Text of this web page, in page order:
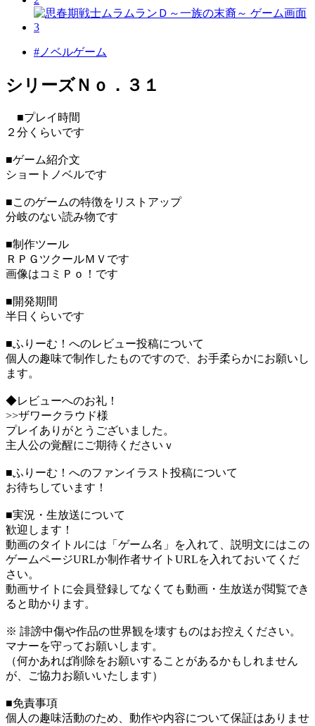
#ノベルゲーム
シリーズＮｏ．３１
■プレイ時間
２分くらいです
■ゲーム紹介文
ショートノベルです
■このゲームの特徴をリストアップ
分岐のない読み物です
■制作ツール
ＲＰＧツクールＭＶです
画像はコミＰｏ！です
■開発期間
半日くらいです
■ふりーむ！へのレビュー投稿について
個人の趣味で制作したものですので、お手柔らかにお願いし
ます。
◆レビューへのお礼！
>>ザワークラウド様
プレイありがとうございました。
主人公の覚醒にご期待くださいｖ
■ふりーむ！へのファンイラスト投稿について
お待ちしています！
■実況・生放送について
歓迎します！
動画のタイトルには「ゲーム名」を入れて、説明文にはこの
ゲームページURLか制作者サイトURLを入れておいてくだ
さい。
動画サイトに会員登録してなくても動画・生放送が閲覧でき
ると助かります。
※ 誹謗中傷や作品の世界観を壊すものはお控えください。
マナーを守ってお願いします。
（何かあれば削除をお願いすることがあるかもしれません
が、ご協力お願いいたします）
■免責事項
個人の趣味活動のため、動作や内容について保証はありませ